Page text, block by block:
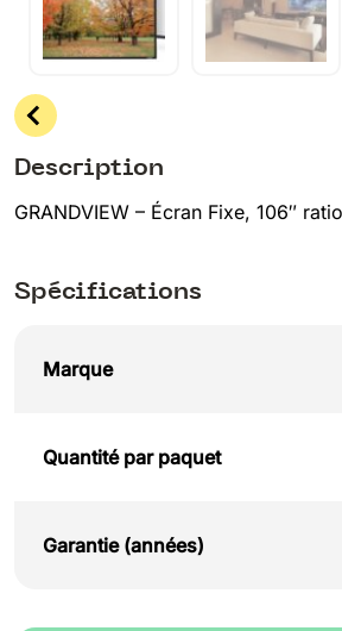
Description
GRANDVIEW – Écran Fixe, 106″
Spécifications
Marque
Quantité par paquet
Garantie (années)